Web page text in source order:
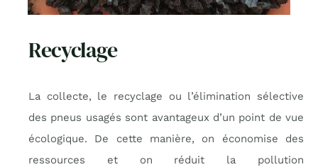
Recyclage
La collecte, le recyclage ou l’élimination sélective
des pneus usagés sont avantageux d’un point de vue
écologique. De cette manière, on économise des
ressources et on réduit la pollution